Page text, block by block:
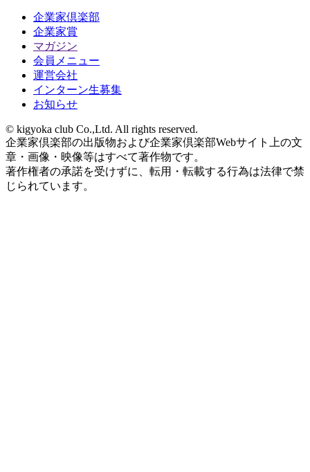
企業家倶楽部
企業家賞
マガジン
会員メニュー
運営会社
インターン生募集
お知らせ
© kigyoka club Co.,Ltd. All rights reserved.
企業家倶楽部の出版物および企業家倶楽部Webサイト上の文
章・画像・映像等はすべて著作物です。
著作権者の承諾を受けずに、転用・転載する行為は法律で禁
じられています。